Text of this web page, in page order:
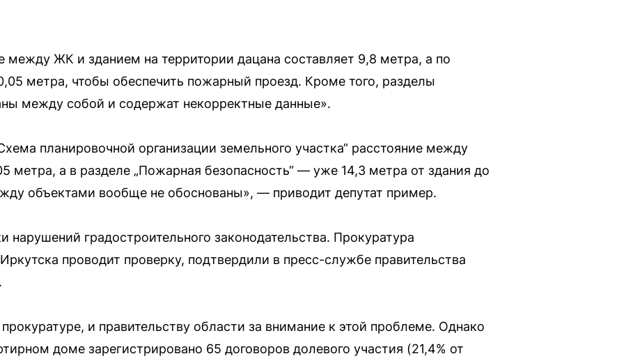
между ЖК и зданием на территории дацана составляет 9,8 метра, а по
метра, чтобы обеспечить пожарный проезд. Кроме того, разделы
между собой и содержат некорректные данные».
планировочной организации земельного участка“ расстояние между
метра, а в разделе „Пожарная безопасность“ — уже 14,3 метра от здания до
объектами вообще не обоснованы», — приводит депутат пример.
нарушений градостроительного законодательства. Прокуратура
проводит проверку, подтвердили в пресс-службе правительства
и правительству области за внимание к этой проблеме. Однако
доме зарегистрировано 65 договоров долевого участия (21,4% от